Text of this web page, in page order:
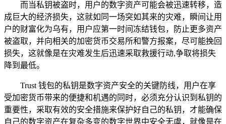
而当私钥被盗时，用户的数字资产可能会被迅速转移，造
成巨大的经济损失，这就如同一场突如其来的灾难，瞬间让用
户的财富化为乌有，用户应第一时间冻结钱包，防止更多资产
被盗取，并向相关的加密货币交易所和警方报案，尽可能挽回
损失，这就像是在灾难发生后迅速采取救援行动,争取将损失
降到最低。
Trust 钱包的私钥是数字资产安全的关键防线，用户在享
受加密货币带来的便捷和机遇的同时，必须充分认识到私钥的
重要性，采取有效的安全措施来保护好自己的私钥，才能确保
自己的数字资产在复杂多变的数字世界中安全无虞，就像是在